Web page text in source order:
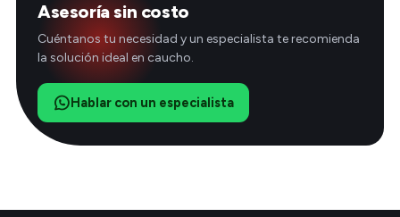
Asesoría sin costo
Cuéntanos tu necesidad y un especialista te recomienda
la solución ideal en caucho.
Hablar con un especialista